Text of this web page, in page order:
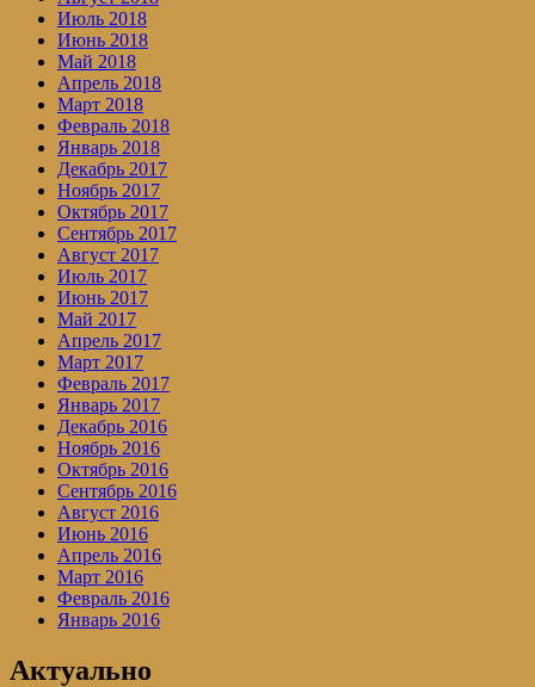
Июль 2018
Июнь 2018
Май 2018
Апрель 2018
Март 2018
Февраль 2018
Январь 2018
Декабрь 2017
Ноябрь 2017
Октябрь 2017
Сентябрь 2017
Август 2017
Июль 2017
Июнь 2017
Май 2017
Апрель 2017
Март 2017
Февраль 2017
Январь 2017
Декабрь 2016
Ноябрь 2016
Октябрь 2016
Сентябрь 2016
Август 2016
Июнь 2016
Апрель 2016
Март 2016
Февраль 2016
Январь 2016
Актуально